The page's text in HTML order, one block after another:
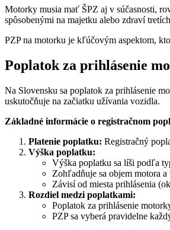
Motorky musia mať ŠPZ aj v súčasnosti,
spôsobenými na majetku alebo zdraví
PZP na motorku je kľúčovým aspektom,
Poplatok za prihlásenie
Na Slovensku sa poplatok za prihlásenie
uskutočňuje na začiatku užívania vozidla.
Základné informácie o registračnom
Platenie poplatku: Registračný
Výška poplatku:
Výška poplatku sa líši podľa
Zohľadňuje sa objem motora a
Závisí od miesta prihlásenia
Rozdiel medzi poplatkami:
Poplatok za prihlásenie
PZP sa vyberá pravidelne